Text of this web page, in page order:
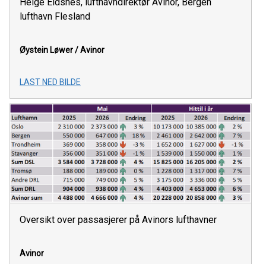
lufthavn Flesland
Øystein Løwer /Avinor
LAST NED BILDE
Oversikt over passasjerer på Avinors lufthavner
Avinor